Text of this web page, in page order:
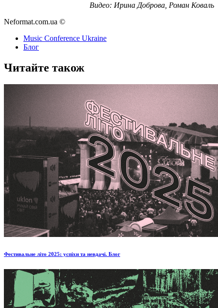
Видео: Ирина Доброва, Роман Коваль
Neformat.com.ua ©
Music Conference Ukraine
Блог
Читайте також
Фестивальне літо 2025: успіхи та невдачі. Блог